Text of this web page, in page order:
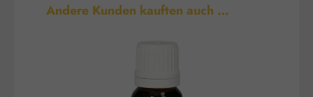
Produktgalerie überspringen
Andere Kunden kauften auch …